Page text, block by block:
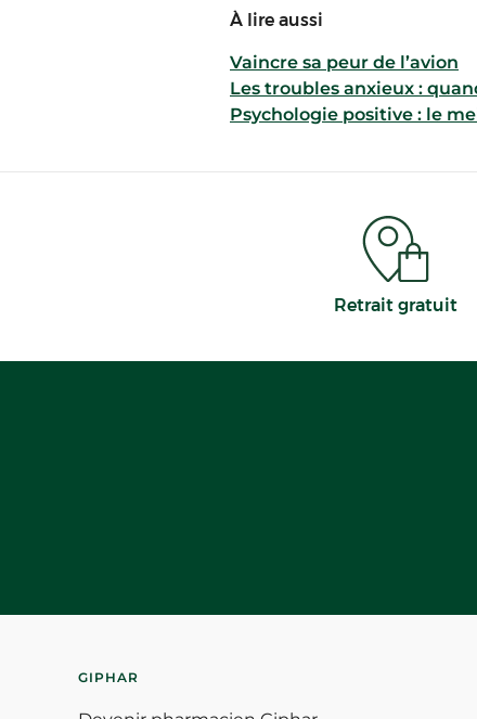
À lire aussi
Vaincre sa peur de l’avion
Les troubles anxieux :
Psychologie positive : le
Retrait gratuit
GIPHAR